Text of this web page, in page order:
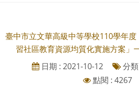
臺中市立文華高級中等學校110學年
習社區教育資源均質化實施方案」
日期 : 2021-10-12
分類
點閱 : 4267